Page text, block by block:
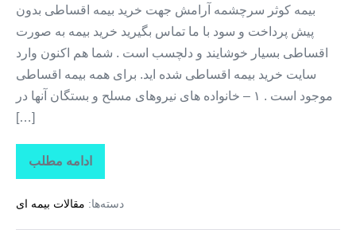
بیمه
ثالث
از
دم
قسط
در
ورامین
بیمه کوثر سرچشمه آرامش جهت خرید بیمه اقساطی بدون
پیش پرداخت و سود با ما تماس بگیرید خرید بیمه به صورت
اقساطی بسیار خوشایند و دلچسب است . شما هم اکنون وارد
سایت خرید بیمه اقساطی شده اید. برای همه بیمه اقساطی
موجود است . ۱ – خانواده های نیروهای مسلح و بستگان آنها در
[…]
ادامه مطلب
بیمه
اقساطی
+
کوثر
دسته‌ها: مقالات بیمه ای